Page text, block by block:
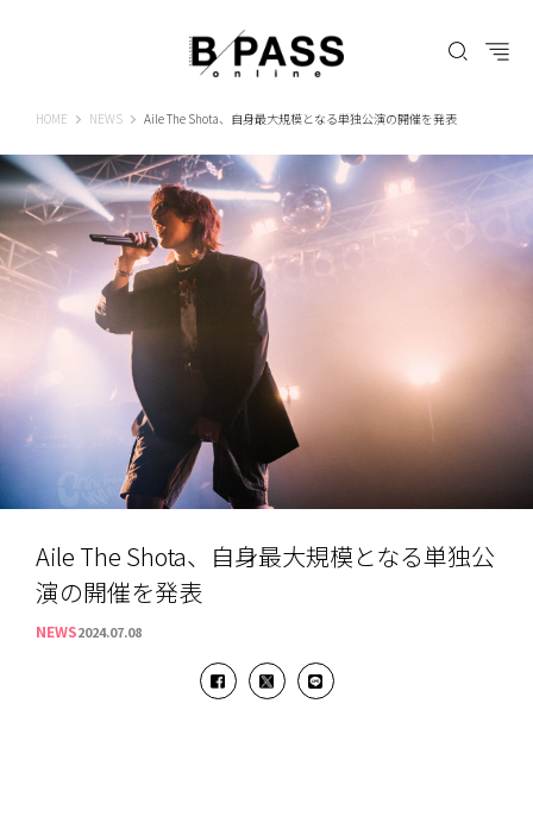
HOME B-PASS ONLINE
NEWS Aile The Shota、自身最大規模となる単独公演の開催を発表
Aile The Shota、自身最大規模となる単独公
演の開催を発表
NEWS2024.07.08